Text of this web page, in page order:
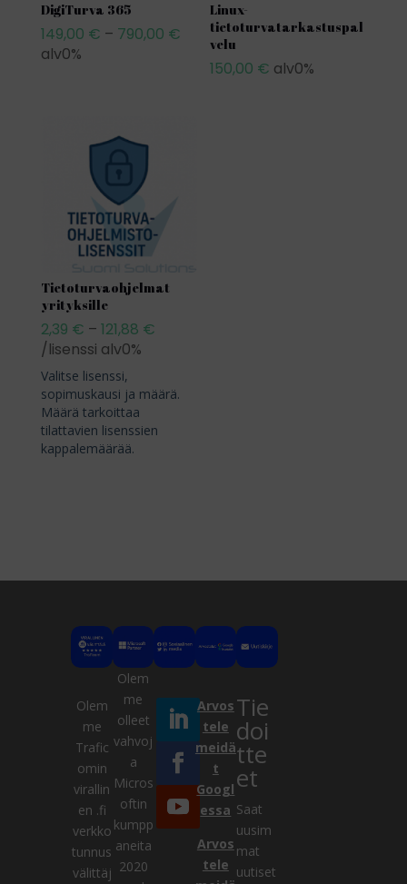
DigiTurva 365
149,00 € – 790,00 € Hintaluokka:
149,00 €
alv0%
Linux-
tietoturvatarkastuspal
velu
150,00 € alv0%
Tietoturvaohjelmat
yrityksille
2,39 € – 121,88 €
121,88 €
/lisenssi alv0%
Valitse lisenssi,
sopimuskausi ja määrä.
Määrä tarkoittaa
tilattavien lisenssien
kappalemäärää.
Olem
me
Trafic
omin
virallin
en .fi
verkko
tunnus
välittäj
Olem
me
olleet
vahvoj
a
Micros
oftin
kumpp
aneita
2020
Arvos
tele
meidä
t
Googl
essa
Arvos
tele
Tie
doi
tte
et
Saat
uusim
mat
uutiset
Kysy meiltä
VERKOSSA